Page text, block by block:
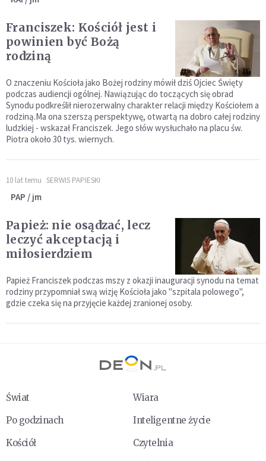
Franciszek: Kościół jest i
powinien być Bożą
rodziną
O znaczeniu Kościoła jako Bożej rodziny mówił dziś Ojciec Święty
podczas audiencji ogólnej. Nawiązując do toczących się obrad
Synodu podkreślił nierozerwalny charakter relacji między Kościołem a
rodziną.Ma ona szerszą perspektywę, otwartą na dobro całej rodziny
ludzkiej - wskazał Franciszek. Jego słów wysłuchało na placu św.
Piotra około 30 tys. wiernych.
10 lat temu SERWIS PAPIESKI
PAP / jm
Papież: nie osądzać, lecz
leczyć akceptacją i
miłosierdziem
Papież Franciszek podczas mszy z okazji inauguracji synodu na temat
rodziny przypomniał swą wizję Kościoła jako "szpitala polowego",
gdzie czeka się na przyjęcie każdej zranionej osoby.
Świat
Wiara
Po godzinach
Inteligentne życie
Kościół
Czytelnia